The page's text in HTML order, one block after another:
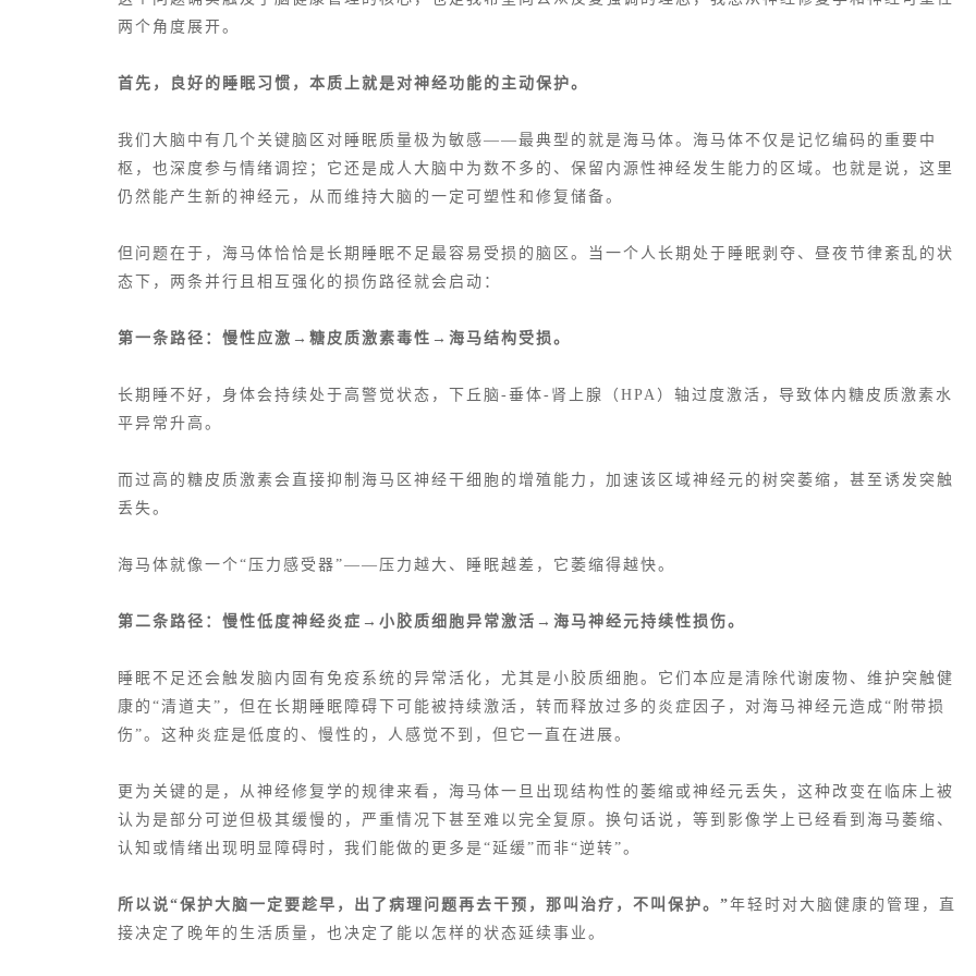
两个角度展开。
首先，良好的睡眠习惯，本质上就是对神经功能的主动保护。
我们大脑中有几个关键脑区对睡眠质量极为敏感——最典型的就是海马体。海马体不仅是记忆编码的重要中
枢，也深度参与情绪调控；它还是成人大脑中为数不多的、保留内源性神经发生能力的区域。也就是说，这里
仍然能产生新的神经元，从而维持大脑的一定可塑性和修复储备。
但问题在于，海马体恰恰是长期睡眠不足最容易受损的脑区。当一个人长期处于睡眠剥夺、昼夜节律紊乱的状
态下，两条并行且相互强化的损伤路径就会启动：
第一条路径：慢性应激→糖皮质激素毒性→海马结构受损。
长期睡不好，身体会持续处于高警觉状态，下丘脑-垂体-肾上腺（HPA）轴过度激活，导致体内糖皮质激素水
平异常升高。
而过高的糖皮质激素会直接抑制海马区神经干细胞的增殖能力，加速该区域神经元的 树突萎缩 ，甚至诱发突触
丢失。
海马体就像一个“压力感受器”——压力越大、睡眠越差，它萎缩得越快。
第二条路径：慢性低度神经炎症 →小胶质细胞异常激活→海马神经元持续性损伤。
睡眠不足还会触发脑内固有免疫系统的异常活化，尤其是小胶质细胞。它们本应是清除代谢废物、维护突触健
康的“清道夫”，但在长期睡眠障碍下可能被持续激活，转而释放过多的炎症因子，对海马神经元造成“附带损
伤”。这种炎症是低度的、慢性的，人感觉不到，但它一直在进展。
更为关键的是，从神经修复学的规律来看，海马体一旦出现结构性的萎缩或神经元丢失 ，这种改变在临床上被
认为是部分可逆但极其缓慢的，严重情况下甚至难以完全复原。换句话说，等到影像学上已经看到 海马萎缩 、
认知或情绪出现明显障碍时，我们能做的更多是“延缓”而非“逆转”。
所以说“保护大脑一定要趁早，出了病理问题再去干预，那叫治疗，不叫保护。”年轻时对大脑健康的管理，直
接决定了晚年的生活质量，也决定了能以怎样的状态延续事业。